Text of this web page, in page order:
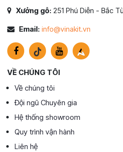
Xưởng gỗ: 251 Phú Diễn - Bắc
Email: info@vinakit.vn
VỀ CHÚNG TÔI
Về chúng tôi
Đội ngũ Chuyên gia
Hệ thống showroom
Quy trình vận hành
Liên hệ